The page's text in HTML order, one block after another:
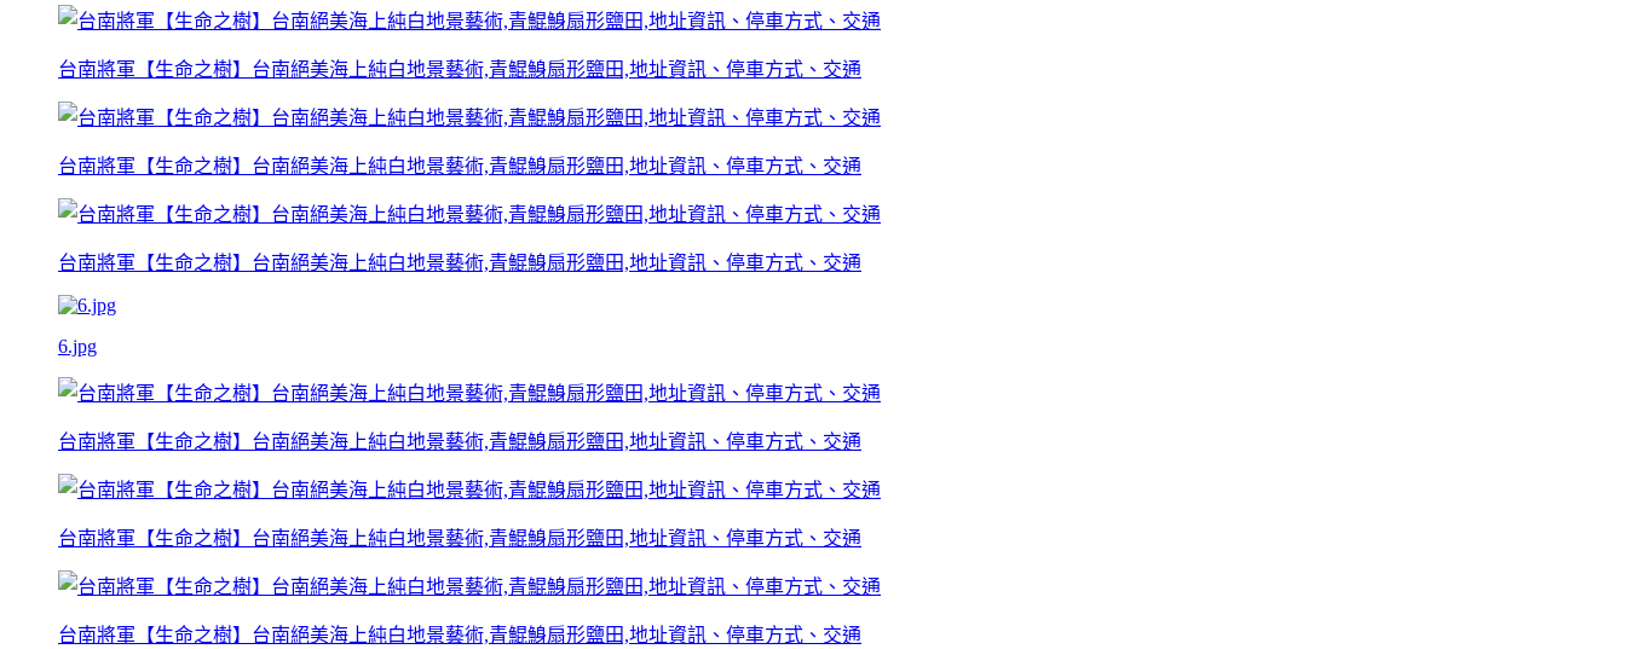
台南將軍【生命之樹】台南絕美海上純白地景藝術,青鯤鯓扇形鹽田,地址資訊、停車方式、交通
台南將軍【生命之樹】台南絕美海上純白地景藝術,青鯤鯓扇形鹽田,地址資訊、停車方式、交通
台南將軍【生命之樹】台南絕美海上純白地景藝術,青鯤鯓扇形鹽田,地址資訊、停車方式、交通
6.jpg
台南將軍【生命之樹】台南絕美海上純白地景藝術,青鯤鯓扇形鹽田,地址資訊、停車方式、交通
台南將軍【生命之樹】台南絕美海上純白地景藝術,青鯤鯓扇形鹽田,地址資訊、停車方式、交通
台南將軍【生命之樹】台南絕美海上純白地景藝術,青鯤鯓扇形鹽田,地址資訊、停車方式、交通